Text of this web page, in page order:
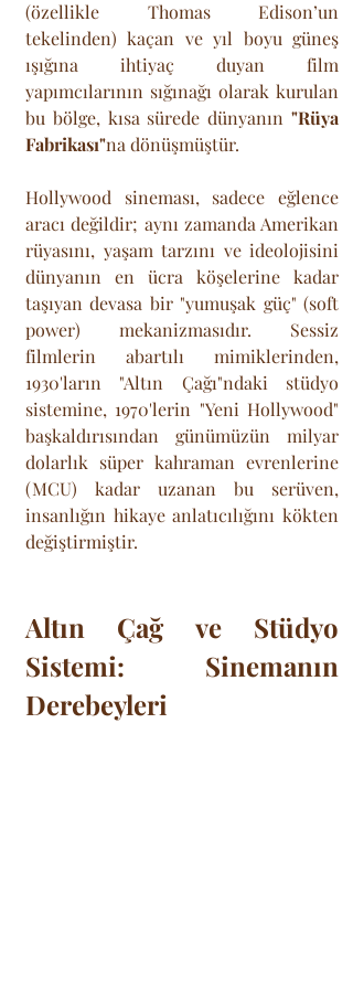
(özellikle Thomas Edison’un
tekelinden) kaçan ve yıl boyu güneş
ışığına ihtiyaç duyan film
yapımcılarının sığınağı olarak kurulan
bu bölge, kısa sürede dünyanın "Rüya
Fabrikası"na dönüşmüştür.
Hollywood sineması, sadece eğlence
aracı değildir; aynı zamanda Amerikan
rüyasını, yaşam tarzını ve ideolojisini
dünyanın en ücra köşelerine kadar
taşıyan devasa bir "yumuşak güç" (soft
power) mekanizmasıdır. Sessiz
filmlerin abartılı mimiklerinden,
1930'ların "Altın Çağı"ndaki stüdyo
sistemine, 1970'lerin "Yeni Hollywood"
başkaldırısından günümüzün milyar
dolarlık süper kahraman evrenlerine
(MCU) kadar uzanan bu serüven,
insanlığın hikaye anlatıcılığını kökten
değiştirmiştir.
Altın Çağ ve Stüdyo
Sistemi: Sinemanın
Derebeyleri